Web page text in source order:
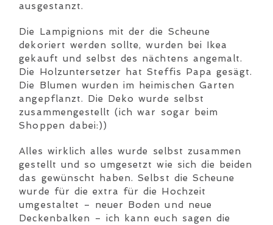
ausgestanzt.
Die Lampignions mit der die Scheune
dekoriert werden sollte, wurden bei Ikea
gekauft und selbst des nächtens angemalt.
Die Holzuntersetzer hat Steffis Papa gesägt.
Die Blumen wurden im heimischen Garten
angepflanzt. Die Deko wurde selbst
zusammengestellt (ich war sogar beim
Shoppen dabei:))
Alles wirklich alles wurde selbst zusammen
gestellt und so umgesetzt wie sich die beiden
das gewünscht haben. Selbst die Scheune
wurde für die extra für die Hochzeit
umgestaltet – neuer Boden und neue
Deckenbalken – ich kann euch sagen die